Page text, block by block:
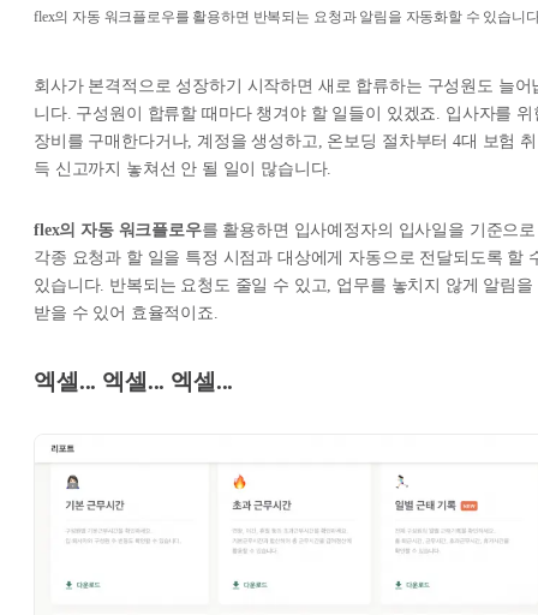
flex의 자동 워크플로우를 활용하면 반복되는 요청과 알림을 자동화할 수 있습니
회사가 본격적으로 성장하기 시작하면 새로 합류하는 구성원도 늘어
니다. 구성원이 합류할 때마다 챙겨야 할 일들이 있겠죠. 입사자를 위
장비를 구매한다거나, 계정을 생성하고, 온보딩 절차부터 4대 보험 취
득 신고까지 놓쳐선 안 될 일이 많습니다.
flex의 자동 워크플로우를 활용하면 입사예정자의 입사일을 기준으로
각종 요청과 할 일을 특정 시점과 대상에게 자동으로 전달되도록 할
있습니다. 반복되는 요청도 줄일 수 있고, 업무를 놓치지 않게 알림을
받을 수 있어 효율적이죠.
엑셀... 엑셀... 엑셀...